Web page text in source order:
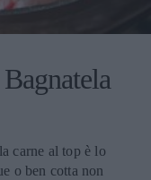
carne al top è lo
o ben cotta non